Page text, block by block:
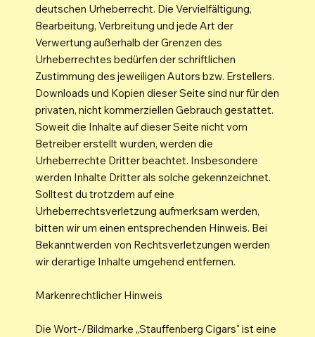
deutschen Urheberrecht. Die Vervielfältigung,
Bearbeitung, Verbreitung und jede Art der
Verwertung außerhalb der Grenzen des
Urheberrechtes bedürfen der schriftlichen
Zustimmung des jeweiligen Autors bzw. Erstellers.
Downloads und Kopien dieser Seite sind nur für den
privaten, nicht kommerziellen Gebrauch gestattet.
Soweit die Inhalte auf dieser Seite nicht vom
Betreiber erstellt wurden, werden die
Urheberrechte Dritter beachtet. Insbesondere
werden Inhalte Dritter als solche gekennzeichnet.
Solltest du trotzdem auf eine
Urheberrechtsverletzung aufmerksam werden,
bitten wir um einen entsprechenden Hinweis. Bei
Bekanntwerden von Rechtsverletzungen werden
wir derartige Inhalte umgehend entfernen.
Markenrechtlicher Hinweis
Die Wort-/Bildmarke „Stauffenberg Cigars" ist eine